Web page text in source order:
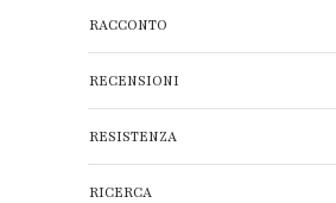
RACCONTO
RECENSIONI
RESISTENZA
RICERCA